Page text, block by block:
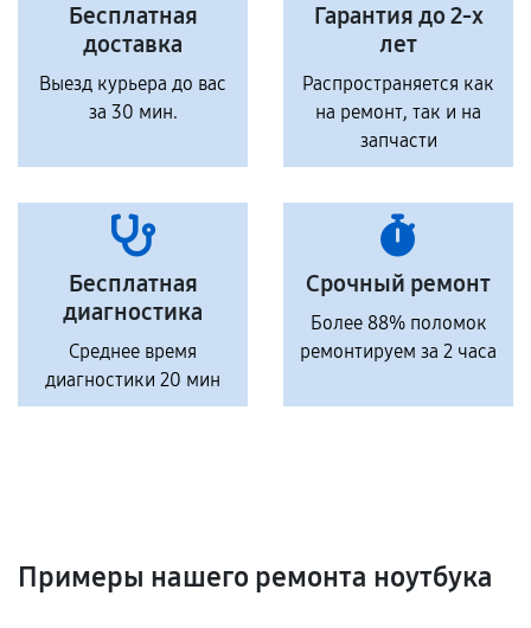
Бесплатная
доставка
Выезд курьера до вас
за 30 мин.
Гарантия до 2-х
лет
Распространяется как
на ремонт, так и на
запчасти
Бесплатная
диагностика
Среднее время
диагностики 20 мин
Срочный ремонт
Более 88% поломок
ремонтируем за 2 часа
Примеры нашего ремонта ноутбука